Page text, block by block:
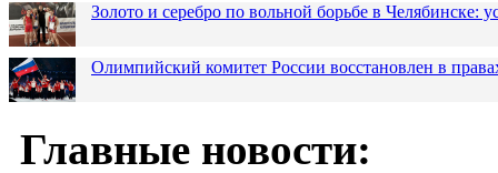
Золото и серебро по вольной борьбе в Челябинске:
Олимпийский комитет России восстановлен в
Главные новости: